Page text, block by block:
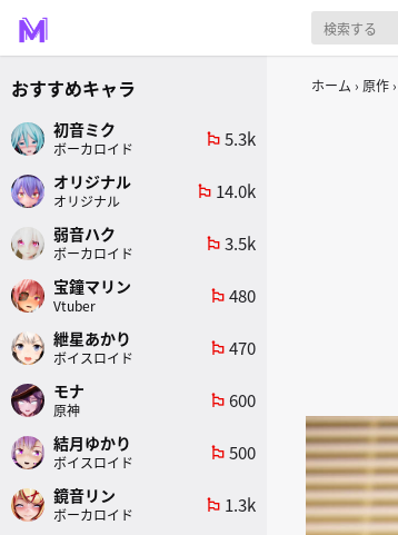
ホーム 原作
おすすめキャラ
初音ミク
ボーカロイド
emoji_flags 5.3k
オリジナル
オリジナル
emoji_flags 14.0k
弱音ハク
ボーカロイド
emoji_flags 3.5k
宝鐘マリン
Vtuber
emoji_flags 480
紲星あかり
ボイスロイド
emoji_flags 470
モナ
原神
emoji_flags 600
結月ゆかり
ボイスロイド
emoji_flags 500
鏡音リン
ボーカロイド
emoji_flags 1.3k